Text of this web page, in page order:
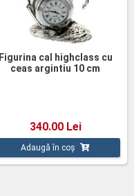
Figurina cal highclass cu
ceas argintiu 10 cm
340.00 Lei
Adaugă în coș